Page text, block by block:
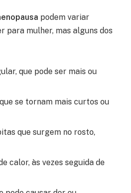
podem variar
para mulher, mas alguns dos
que pode ser mais ou
se tornam mais curtos ou
que surgem no rosto,
calor, às vezes seguida de